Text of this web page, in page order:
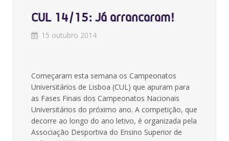
CUL 14/15: Já arrancaram!
15 outubro 2014
Começaram esta semana os Campeonatos
Universitários de Lisboa (CUL) que apuram para
as Fases Finais dos Campeonatos Nacionais
Universitários do próximo ano. A competição, que
decorre ao longo do ano letivo, é organizada pela
Associação Desportiva do Ensino Superior de